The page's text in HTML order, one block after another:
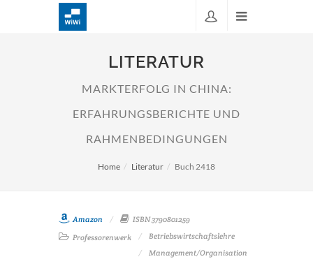
LITERATUR
MARKTERFOLG IN CHINA:
ERFAHRUNGSBERICHTE UND
RAHMENBEDINGUNGEN
Home Literatur Buch 2418
Amazon
ISBN 3790801259
Professorenwerk
Betriebswirtschaftslehre
Management/Organisation